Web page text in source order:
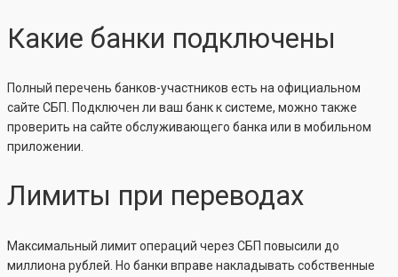
Какие банки подключены
Полный перечень банков-участников есть на официальном
сайте СБП. Подключен ли ваш банк к системе, можно также
проверить на сайте обслуживающего банка или в мобильном
приложении.
Лимиты при переводах
Максимальный лимит операций через СБП повысили до
миллиона рублей. Но банки вправе накладывать собственные